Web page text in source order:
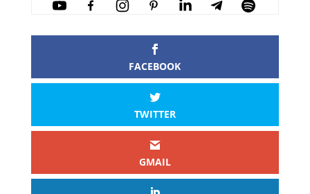
FACEBOOK
TWITTER
GMAIL